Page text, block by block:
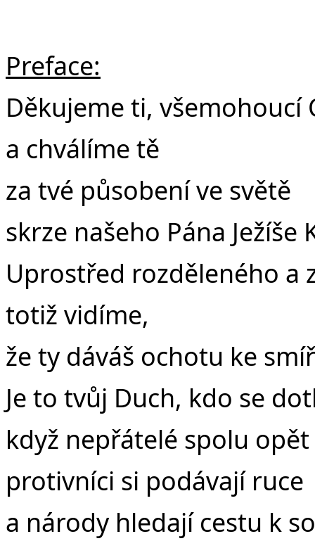
Preface:
Děkujeme ti, všemohoucí
a chválíme tě
za tvé působení ve světě
skrze našeho Pána Ježíše
Uprostřed rozděleného a
totiž vidíme,
že ty dáváš ochotu ke
Je to tvůj Duch, kdo se
když nepřátelé spolu
protivníci si podávají ruce
a národy hledají cestu k